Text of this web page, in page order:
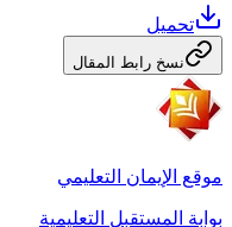
تحميل
نسخ رابط المقال
موقع الإيمان التعليمي
بوابة المستقبل التعليمية